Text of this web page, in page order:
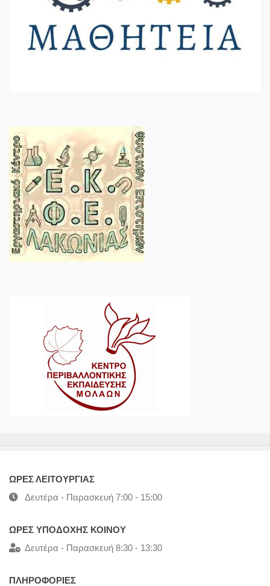
ΩΡΕΣ ΛΕΙΤΟΥΡΓΙΑΣ
Δευτέρα - Παρασκευή 7:00 - 15:00
ΩΡΕΣ ΥΠΟΔΟΧΗΣ ΚΟΙΝΟΥ
Δευτέρα - Παρασκευή 8:30 - 13:30
ΠΛΗΡΟΦΟΡΙΕΣ